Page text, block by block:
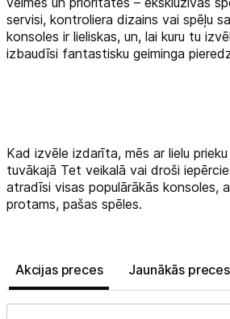
servisi, kontroliera dizains vai spēļu
konsoles ir lieliskas, un, lai kuru tu
izbaudīsi fantastisku geiminga
Kad izvēle izdarīta, mēs ar lielu
tuvākajā Tet veikalā vai droši
atradīsi visas populārākās konsoles,
protams, pašas spēles.
Akcijas preces Jaunākās preces